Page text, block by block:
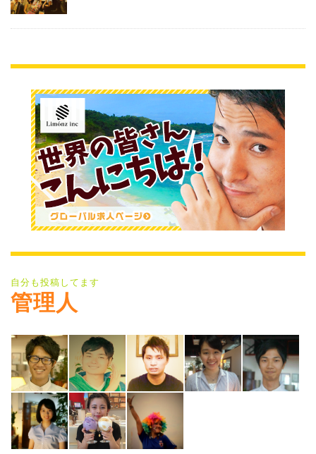
自分も投稿してます
管理人